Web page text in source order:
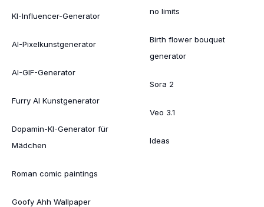
KI-Influencer-Generator
AI-Pixelkunstgenerator
AI-GIF-Generator
Furry AI Kunstgenerator
Dopamin-KI-Generator für
Mädchen
Roman comic paintings
Goofy Ahh Wallpaper
no limits
Birth flower bouquet
generator
Sora 2
Veo 3.1
Ideas